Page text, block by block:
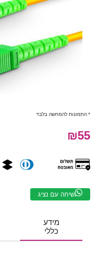
* התמונות להמחשה בלבד
₪55
שיחה עם נציג
מידע
כללי